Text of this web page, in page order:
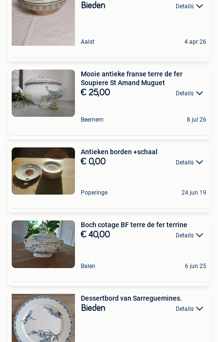
Bieden Details
Aalst 4 apr 26
Mooie antieke franse terre de fer
Soupiere St Amand Muguet
€ 25,00 Details
Beernem 8 jul 26
Antieken borden +schaal
€ 0,00 Details
Poperinge 24 jun 19
Boch cotage BF terre de fer terrine
€ 40,00 Details
Balen 6 jun 25
Dessertbord van Sarreguemines.
Bieden Details